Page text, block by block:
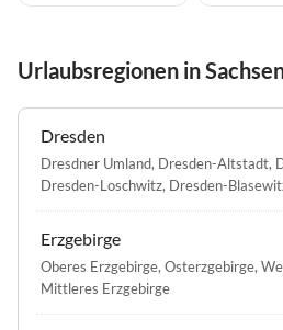
Urlaubsregionen in
Dresden
Dresdner Umland, Dresden-Altstadt,
Dresden-Loschwitz, Dresden-
Erzgebirge
Oberes Erzgebirge, Osterzgebirge,
Mittleres Erzgebirge